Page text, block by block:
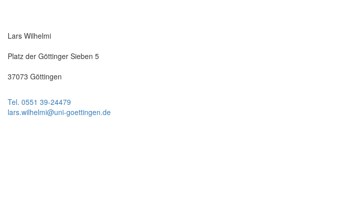
Lars Wilhelmi
Platz der Göttinger Sieben 5
37073 Göttingen
Tel. 0551 39-24479
lars.wilhelmi@uni-goettingen.de